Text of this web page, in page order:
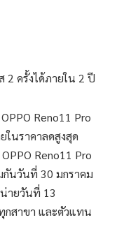
2 ครั้งได้ภายใน 2 ปี
Reno11 Pro
ในราคาลดสูงสุด
Reno11 Pro
กันวันที่ 30 มกราคม
น่ายวันที่ 13
กสาขา และตัวแทน